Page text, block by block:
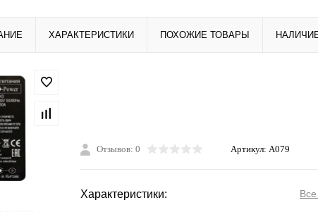
ХАРАКТЕРИСТИКИ ПОХОЖИЕ ТОВАРЫ
Отзывов: 0 Артикул: A079
Характеристики: Все